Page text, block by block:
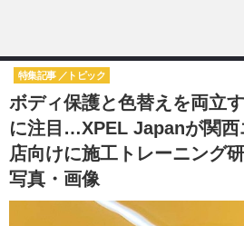
甲信越
東海
中国
九州
ボディ保護と色替えを両立
に注目…XPEL Japanが関西
店向けに施工トレーニング
写真・画像
特集記事 トピック